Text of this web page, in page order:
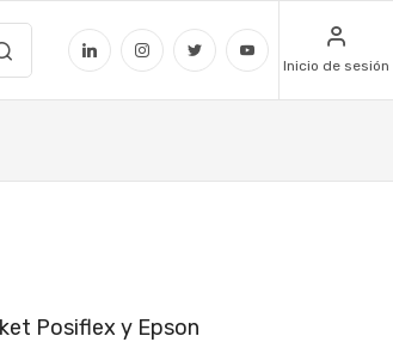
Inicio de sesión
Posiflex y Epson